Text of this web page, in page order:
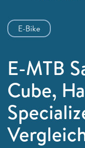
E-Bike
E-MTB
Cube,